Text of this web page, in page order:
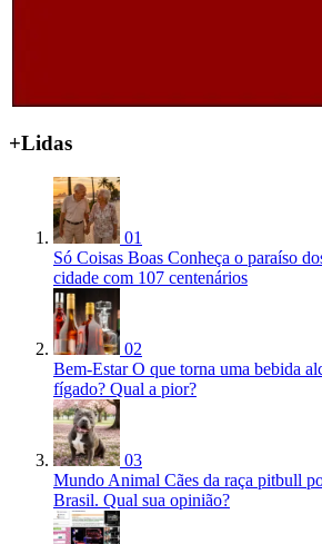
+Lidas
01
Só Coisas Boas Conheça o paraíso
cidade com 107 centenários
02
Bem-Estar O que torna uma bebida
fígado? Qual a pior?
03
Mundo Animal Cães da raça pitbull
Brasil. Qual sua opinião?